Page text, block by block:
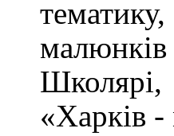
тематику,
Школярі,
«Харків